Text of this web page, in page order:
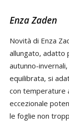
Enza Zaden
Novità di Enza
allungato, adatto
autunno-
equilibrata, si
con temperature
eccezionale
le foglie non